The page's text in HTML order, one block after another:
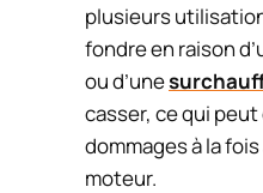
plusieurs
fondre en raison
ou d’une
casser, ce qui
dommages à la
moteur.